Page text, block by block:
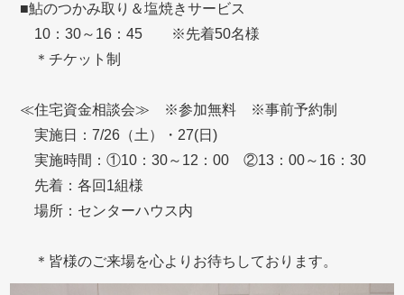
■鮎のつかみ取り＆塩焼きサービス
10：30～16：45 ※先着50名様
＊チケット制
≪住宅資金相談会≫ ※参加無料 ※事前予約制
実施日：7/26（土）・27(日)
実施時間：①10：30～12：00 ②13：00～16：30
先着：各回1組様
場所：センターハウス内
＊皆様のご来場を心よりお待ちしております。